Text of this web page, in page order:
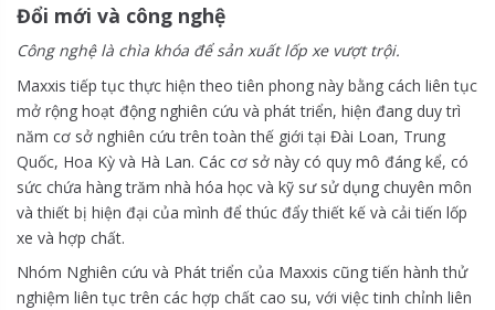
Đổi mới và công nghệ
Công nghệ là chìa khóa để sản xuất lốp xe vượt trội.
Maxxis tiếp tục thực hiện theo tiên phong này bằng cách liên tục
mở rộng hoạt động nghiên cứu và phát triển, hiện đang duy trì
năm cơ sở nghiên cứu trên toàn thế giới tại Đài Loan, Trung
Quốc, Hoa Kỳ và Hà Lan. Các cơ sở này có quy mô đáng kể, có
sức chứa hàng trăm nhà hóa học và kỹ sư sử dụng chuyên môn
và thiết bị hiện đại của mình để thúc đẩy thiết kế và cải tiến lốp
xe và hợp chất.
Nhóm Nghiên cứu và Phát triển của Maxxis cũng tiến hành thử
nghiệm liên tục trên các hợp chất cao su, với việc tinh chỉnh liên